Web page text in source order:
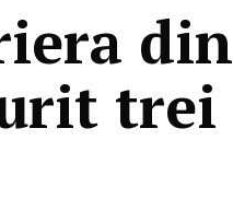
din
trei